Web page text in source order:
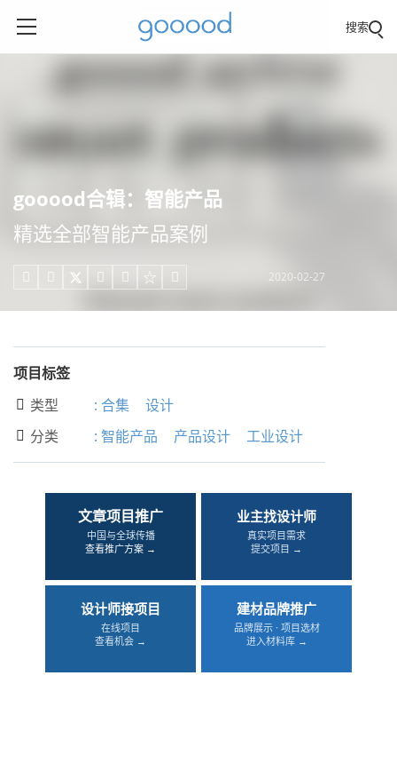
搜索
gooood合辑：智能产品
精选全部智能产品案例
     2020-02-27
项目标签
 类型 : 合集 设计
 分类 : 智能产品 产品设计 工业设计
文章项目推广
中国与全球传播
查看推广方案 →
业主找设计师
真实项目需求
提交项目 →
设计师接项目
在线项目
查看机会 →
建材品牌推广
品牌展示 · 项目选材
进入材料库 →